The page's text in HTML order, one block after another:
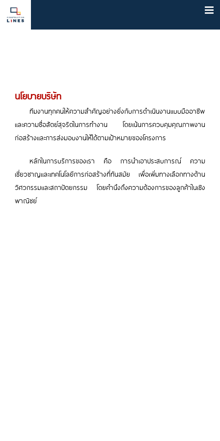
Skip
นโยบายบริษัท
ทีมงานทุกคนให้ความสำคัญอย่างยิ่งกับการดำเนินงานแบบมืออาชีพ
และความซื่อสัตย์สุจริตในการทำงาน โดยเน้นการควบคุมคุณภาพงาน
ก่อสร้างและการส่งมอบงานให้ได้ตามเป้าหมายของโครงการ
หลักในการบริการของเรา คือ การนำเอาประสบการณ์ ความ
เชี่ยวชาญและเทคโนโลยีการก่อสร้างที่ทันสมัย เพื่อเพิ่มทางเลือกทางด้าน
วิศวกรรมและสถาปัตยกรรม โดยคำนึงถึงความต้องการของลูกค้าในเชิง
พาณิชย์